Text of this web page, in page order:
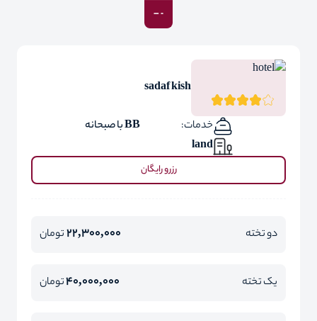
sadaf kish
خدمات:
BB با صبحانه
land
رزرو رایگان
دو تخته 22,300,000تومان
یک تخته 40,000,000تومان